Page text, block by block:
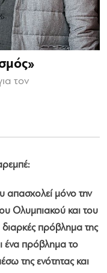
τον
απασχολεί μόνο την
Ολυμπιακού και του
διαρκές πρόβλημα της
ένα πρόβλημα το
της ενότητας και